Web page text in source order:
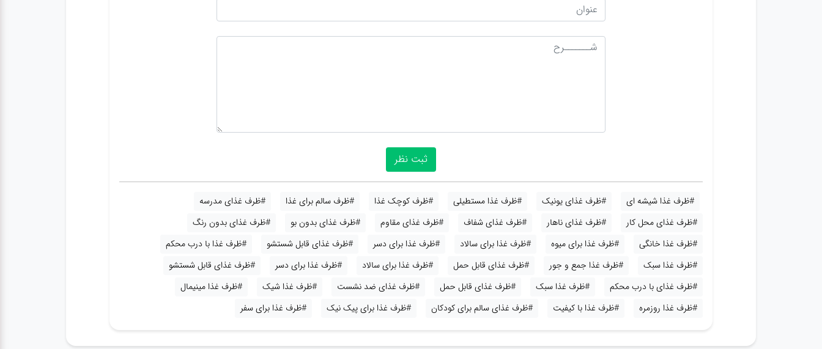
#ظرف غذا شیشه ای #ظرف غذای یونیک #ظرف غذا مستطیلی #ظرف کوچک غذا #ظرف سالم برای غذا
#ظرف غذای مدرسه
#ظرف غذای محل کار
#ظرف غذای ناهار #ظرف غذای شفاف #ظرف غذای مقاوم #ظرف غذای بدون بو
#ظرف غذای بدون رنگ
#ظرف غذا خانگی
#ظرف غذا برای میوه #ظرف غذا برای سالاد #ظرف غذا برای دسر #ظرف غذای قابل شستشو
#ظرف غذا با درب محکم
#ظرف غذا سبک
#ظرف غذا جمع و جور #ظرف غذای قابل حمل #ظرف غذا برای سالاد #ظرف غذا برای دسر
#ظرف غذای قابل شستشو
#ظرف غذای با درب محکم
#ظرف غذا سبک #ظرف غذای قابل حمل #ظرف غذای ضد نشست #ظرف غذا شیک
#ظرف غذا مینیمال
#ظرف غذا روزمره
#ظرف غذا با کیفیت #ظرف غذای سالم برای کودکان #ظرف غذا برای پیک نیک #ظرف غذا برای سفر